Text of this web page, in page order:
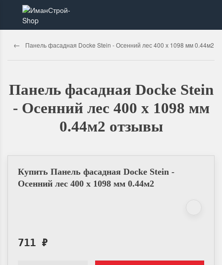
Панель фасадная Docke Stein - Осенний лес 400 х 1098 мм 0.44м2
Панель фасадная Docke Stein
- Осенний лес 400 х 1098 мм
0.44м2 отзывы
Купить Панель фасадная Docke Stein -
Осенний лес 400 х 1098 мм 0.44м2
711 ₽